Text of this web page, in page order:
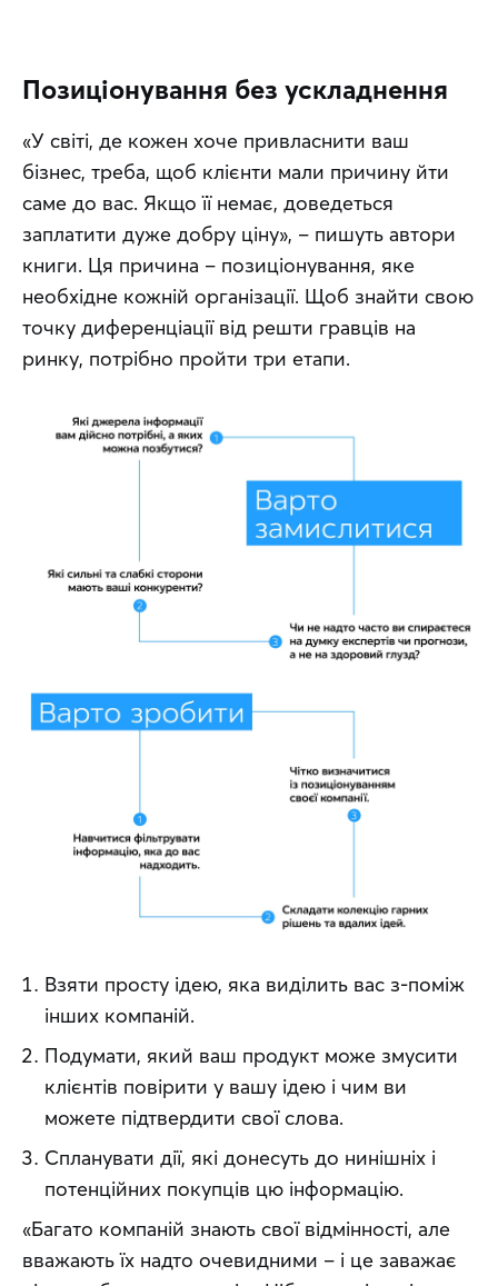
Позиціонування без ускладнення
«У світі, де кожен хоче привласнити ваш
бізнес, треба, щоб клієнти мали причину йти
саме до вас. Якщо її немає, доведеться
заплатити дуже добру ціну», – пишуть автори
книги. Ця причина – позиціонування, яке
необхідне кожній організації. Щоб знайти свою
точку диференціації від решти гравців на
ринку, потрібно пройти три етапи.
Взяти просту ідею, яка виділить вас з-поміж
інших компаній.
Подумати, який ваш продукт може змусити
клієнтів повірити у вашу ідею і чим ви
можете підтвердити свої слова.
Спланувати дії, які донесуть до нинішніх і
потенційних покупців цю інформацію.
«Багато компаній знають свої відмінності, але
вважають їх надто очевидними – і це заважає